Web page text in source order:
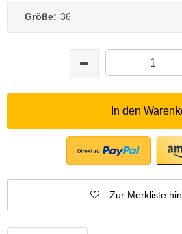
Größe: 36
In den
Zur Merkliste